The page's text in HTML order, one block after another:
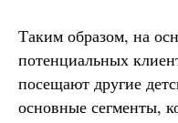
Таким образом, на
потенциальных
посещают другие
основные сегменты,